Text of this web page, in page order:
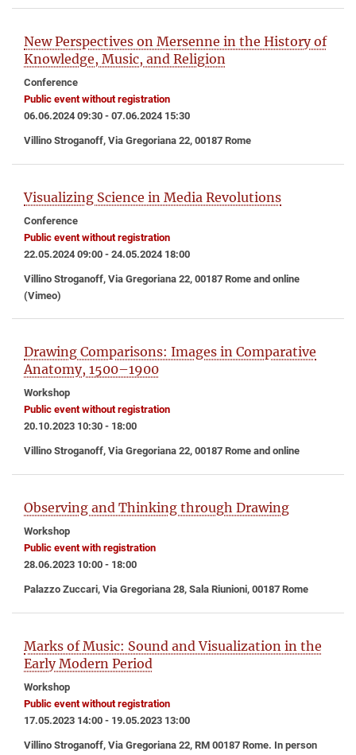
New Perspectives on Mersenne in the History of
Knowledge, Music, and Religion
Conference
Public event without registration
06.06.2024 09:30 - 07.06.2024 15:30
Villino Stroganoff, Via Gregoriana 22, 00187 Rome
Visualizing Science in Media Revolutions
Conference
Public event without registration
22.05.2024 09:00 - 24.05.2024 18:00
Villino Stroganoff, Via Gregoriana 22, 00187 Rome and online
(Vimeo)
Drawing Comparisons: Images in Comparative
Anatomy, 1500–1900
Workshop
Public event without registration
20.10.2023 10:30 - 18:00
Villino Stroganoff, Via Gregoriana 22, 00187 Rome and online
Observing and Thinking through Drawing
Workshop
Public event with registration
28.06.2023 10:00 - 18:00
Palazzo Zuccari, Via Gregoriana 28, Sala Riunioni, 00187 Rome
Marks of Music: Sound and Visualization in the
Early Modern Period
Workshop
Public event without registration
17.05.2023 14:00 - 19.05.2023 13:00
Villino Stroganoff, Via Gregoriana 22, RM 00187 Rome. In person